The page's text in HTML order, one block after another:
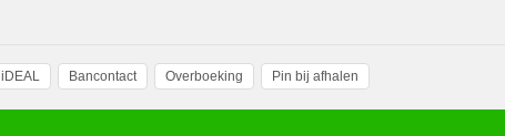
iDEAL Bancontact Overboeking Pin bij afhalen